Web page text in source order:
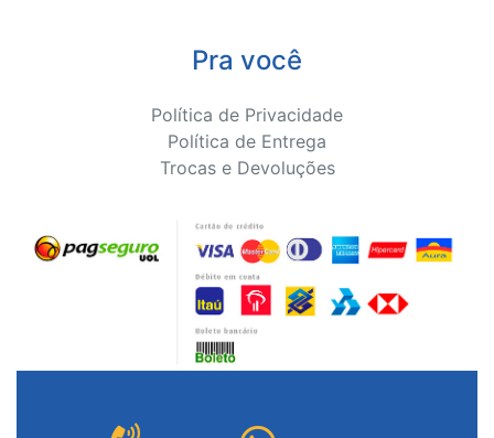
Pra você
Política de Privacidade
Política de Entrega
Trocas e Devoluções